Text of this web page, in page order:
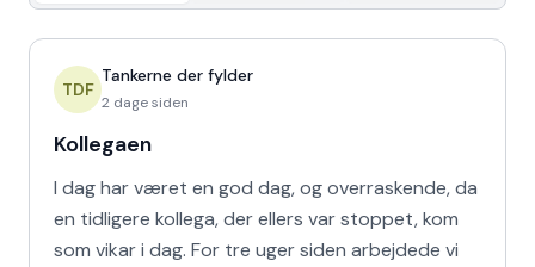
TDF
Tankerne der fylder
2 dage siden
Kollegaen
I dag har været en god dag, og overraskende, da
en tidligere kollega, der ellers var stoppet, kom
som vikar i dag. For tre uger siden arbejdede vi